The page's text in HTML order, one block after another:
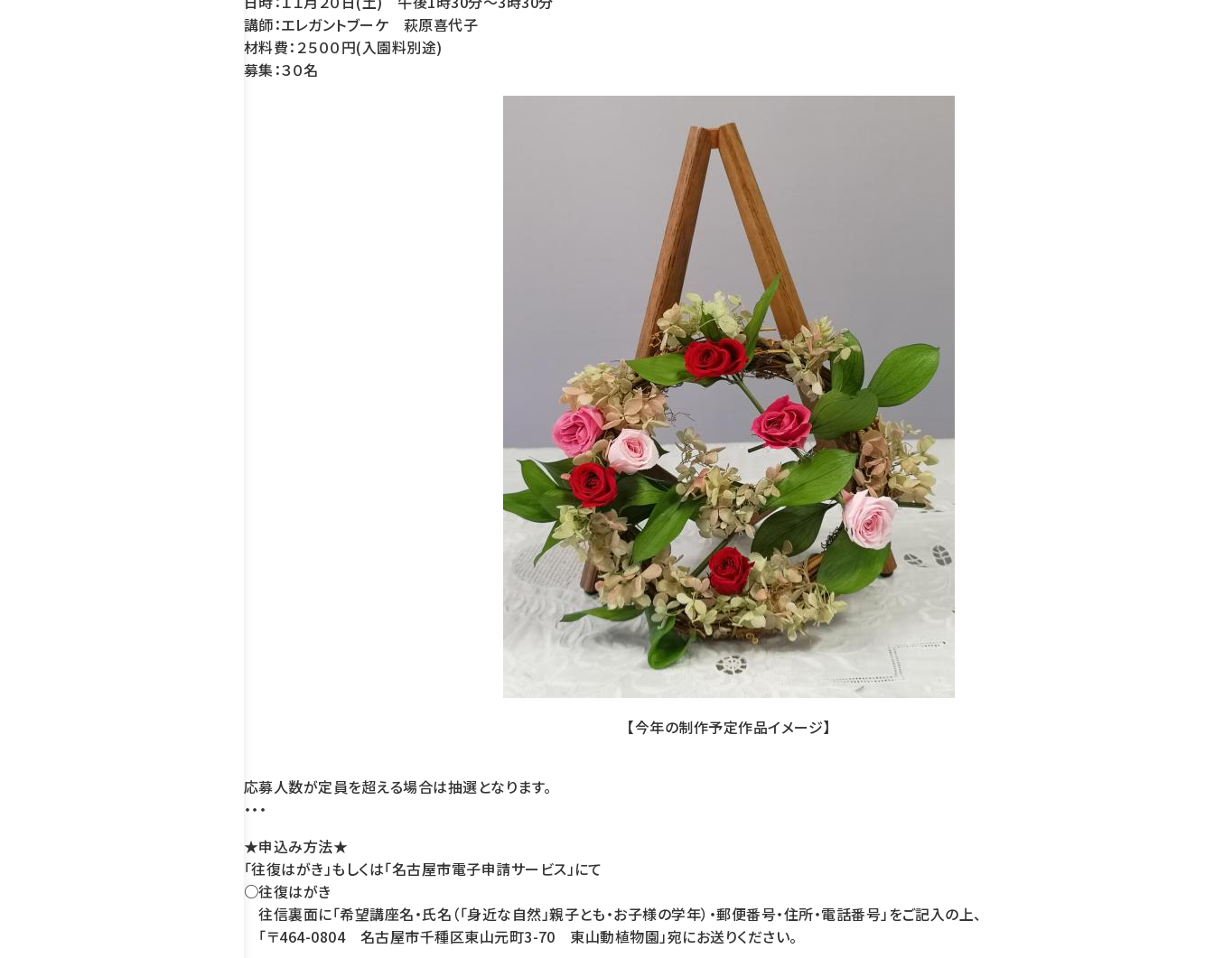
講師：エレガントブーケ 萩原喜代子
材料費：２５００円(入園料別途)
募集：３０名
【今年の制作予定作品イメージ】
応募人数が定員を超える場合は抽選となります。
・・・
★申込み方法★
「往復はがき」もしくは「名古屋市電子申請サービス」にて
○往復はがき
往信裏面に「希望講座名・氏名（「身近な自然」親子とも・お子様の学年）・郵便番号・住所・電話番号」をご記入の上、
「〒464-0804 名古屋市千種区東山元町3-70 東山動植物園」宛にお送りください。